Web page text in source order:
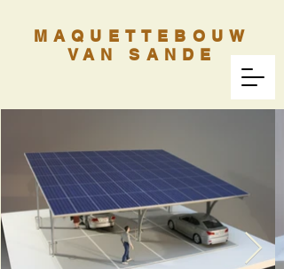
MAQUETTEBOUW
VAN SANDE